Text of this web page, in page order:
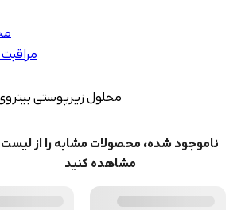
محلول زیرپوستی بیتروی
ناموجود شده، محصولات مشابه را از لیست
مشاهده کنید